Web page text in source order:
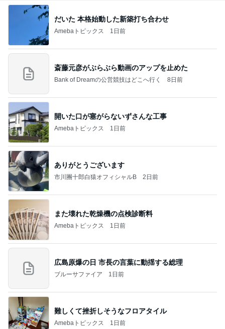
だいた 本格始動した新築打ち合わせ
Amebaトピックス 1日前
斎藤元彦がぶらぶら動画のアップを止めた
Bank of Dreamの公営競技はどこへ行く 8日前
開いた口が塞がらないずさんな工事
Amebaトピックス 1日前
ありがとうございます
市川團十郎白猿オフィシャルB 2日前
また壊れた乾燥機の点検診断料
Amebaトピックス 1日前
広島原爆の日 市長の言葉に動揺する総理
ブルーサファイア 1日前
難しくて挫折しそうなフロアタイル
Amebaトピックス 1日前